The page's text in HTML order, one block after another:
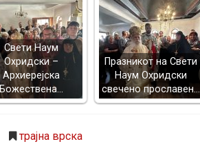
Свети Наум
Охридски –
Архиерејска
Божествена…
Празникот на Свети
Наум Охридски
свечено прославен…
трајна врска